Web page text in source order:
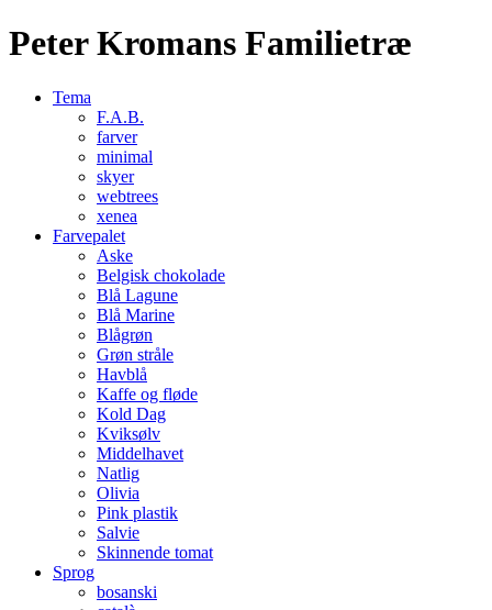
Peter Kromans Familietræ
Tema
F.A.B.
farver
minimal
skyer
webtrees
xenea
Farvepalet
Aske
Belgisk chokolade
Blå Lagune
Blå Marine
Blågrøn
Grøn stråle
Havblå
Kaffe og fløde
Kold Dag
Kviksølv
Middelhavet
Natlig
Olivia
Pink plastik
Salvie
Skinnende tomat
Sprog
bosanski